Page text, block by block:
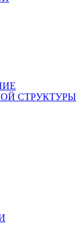
СТРУКТУРЫ